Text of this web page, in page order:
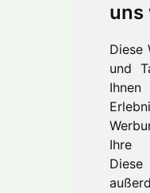
uns
Diese
und
Ihre